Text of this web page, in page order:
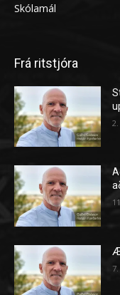
Skólamál
Frá ritstjóra